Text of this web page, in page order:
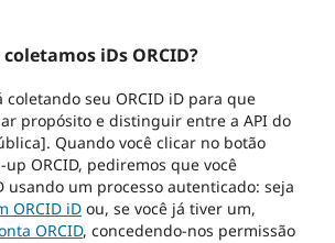
iDs ORCID?
coletando seu ORCID iD para que
propósito e distinguir entre a API do
Quando você clicar no botão
ORCID, pediremos que você
usando um processo autenticado: seja
ORCID iDou, se você já tiver um,
ORCID, concedendo-nos permissão